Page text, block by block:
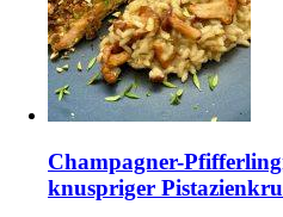
Champagner-
knuspriger